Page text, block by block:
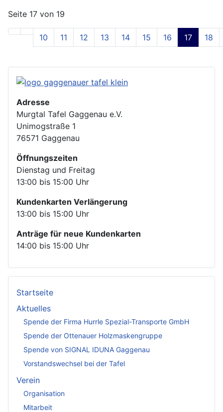
Adresse
Murgtal Tafel Gaggenau e.V.
Unimogstraße 1
76571 Gaggenau
Öffnungszeiten
Dienstag und Freitag
13:00 bis 15:00 Uhr
Kundenkarten Verlängerung
13:00 bis 15:00 Uhr
Anträge für neue Kundenkarten
14:00 bis 15:00 Uhr
Startseite
Aktuelles
Spende der Firma Hurrle Spezial-Transporte GmbH
Spende der Ottenauer Holzmaskengruppe
Spende von SIGNAL IDUNA Gaggenau
Vorstandswechsel bei der Tafel
Verein
Organisation
Mitarbeit
Seite 17 von 19
10 11 12 13 14 15 16 17 18